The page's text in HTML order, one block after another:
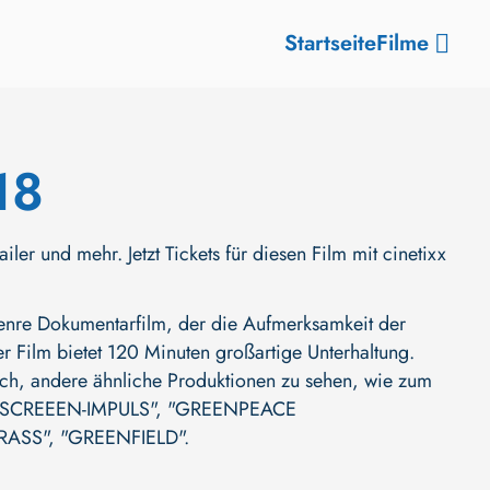
StartseiteFilme
und mehr. Jetzt Tickets für diesen Film mit cinetixx
Dokumentarfilm, der die Aufmerksamkeit der
Film bietet 120 Minuten großartige Unterhaltung.
andere ähnliche Produktionen zu sehen, wie zum
IMPULS", "GREENPEACE
, "GREENFIELD".